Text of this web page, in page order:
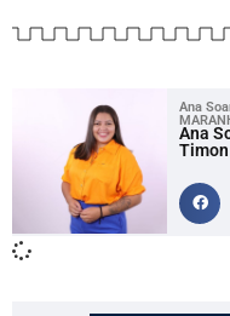
Ana
Ana
Timon